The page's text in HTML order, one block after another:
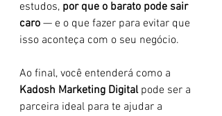
estudos, por que o barato pode sair
caro — e o que fazer para evitar que
isso aconteça com o seu negócio.
Ao final, você entenderá como a
Kadosh Marketing Digital pode ser a
parceira ideal para te ajudar a